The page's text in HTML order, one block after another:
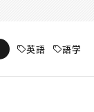
英語 語学